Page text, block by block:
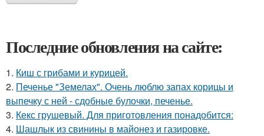
Последние обновления на сайте:
1. Киш с грибами и курицей.
2. Печенье "Земелах". Очень люблю запах корицы и
выпечку с ней - сдобные булочки, печенье.
3. Кекс грушевый. Для приготовления понадобится:
4. Шашлык из свинины в майонез и газировке.